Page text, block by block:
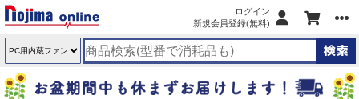
ログイン
新規会員登録(無料)